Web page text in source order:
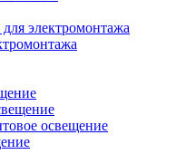
электромонтажа
освещение